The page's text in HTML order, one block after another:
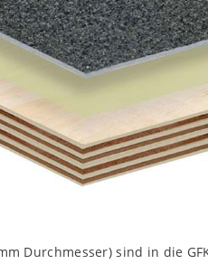
Durchmesser) sind in die